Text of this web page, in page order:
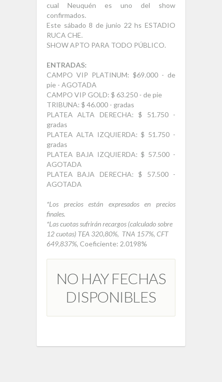
cual Neuquén es uno del show
confirmados.
Este sábado 8 de junio 22 hs ESTADIO
RUCA CHE.
SHOW APTO PARA TODO PÚBLICO.
ENTRADAS:
CAMPO VIP PLATINUM: $69.000 - de
pie - AGOTADA
CAMPO VIP GOLD: $ 63.250 - de pie
TRIBUNA: $ 46.000 - gradas
PLATEA ALTA DERECHA: $ 51.750 -
gradas
PLATEA ALTA IZQUIERDA: $ 51.750 -
gradas
PLATEA BAJA IZQUIERDA: $ 57.500 -
AGOTADA
PLATEA BAJA DERECHA: $ 57.500 -
AGOTADA
*Los precios están expresados en precios
finales.
*Las cuotas sufrirán recargos (calculado sobre
12 cuotas) TEA 320,80%, TNA 157%, CFT
649,837%, Coeficiente: 2.0198%
NO HAY FECHAS
DISPONIBLES